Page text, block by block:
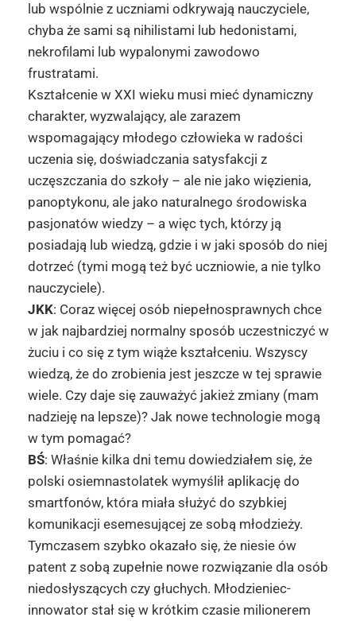
lub wspólnie z uczniami odkrywają nauczyciele,
chyba że sami są nihilistami lub hedonistami,
nekrofilami lub wypalonymi zawodowo
frustratami.
Kształcenie w XXI wieku musi mieć dynamiczny
charakter, wyzwalający, ale zarazem
wspomagający młodego człowieka w radości
uczenia się, doświadczania satysfakcji z
uczęszczania do szkoły – ale nie jako więzienia,
panoptykonu, ale jako naturalnego środowiska
pasjonatów wiedzy – a więc tych, którzy ją
posiadają lub wiedzą, gdzie i w jaki sposób do niej
dotrzeć (tymi mogą też być uczniowie, a nie tylko
nauczyciele).
JKK: Coraz więcej osób niepełnosprawnych chce
w jak najbardziej normalny sposób uczestniczyć w
żuciu i co się z tym wiąże kształceniu. Wszyscy
wiedzą, że do zrobienia jest jeszcze w tej sprawie
wiele. Czy daje się zauważyć jakież zmiany (mam
nadzieję na lepsze)? Jak nowe technologie mogą
w tym pomagać?
BŚ: Właśnie kilka dni temu dowiedziałem się, że
polski osiemnastolatek wymyślił aplikację do
smartfonów, która miała służyć do szybkiej
komunikacji esemesującej ze sobą młodzieży.
Tymczasem szybko okazało się, że niesie ów
patent z sobą zupełnie nowe rozwiązanie dla osób
niedosłyszących czy głuchych. Młodzieniec-
innowator stał się w krótkim czasie milionerem